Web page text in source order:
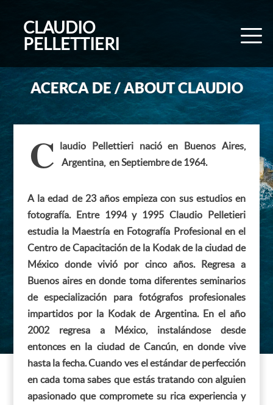
CLAUDIO
PELLETTIERI
ACERCA DE / ABOUT CLAUDIO
C
laudio Pellettieri nació en Buenos Aires,
Argentina, en Septiembre de 1964.
A la edad de 23 años empieza con sus estudios en
fotografía. Entre 1994 y 1995 Claudio Pelletieri
estudia la Maestría en Fotografía Profesional en el
Centro de Capacitación de la Kodak de la ciudad de
México donde vivió por cinco años. Regresa a
Buenos aires en donde toma diferentes seminarios
de especialización para fotógrafos profesionales
impartidos por la Kodak de Argentina. En el año
2002 regresa a México, instalándose desde
entonces en la ciudad de Cancún, en donde vive
hasta la fecha. Cuando ves el estándar de perfección
en cada toma sabes que estás tratando con alguien
apasionado que compromete su rica experiencia y